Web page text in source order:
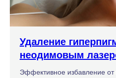
Удаление
неодимовым
Эффективное избавление от